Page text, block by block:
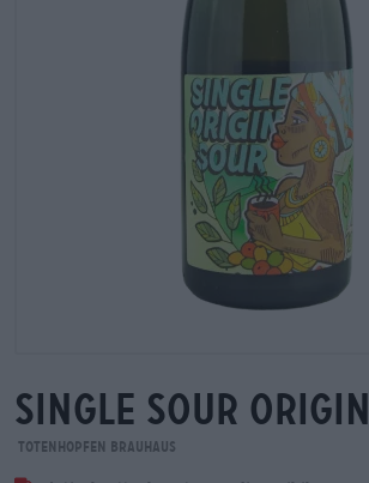
single sour origin
Totenhopfen Brauhaus